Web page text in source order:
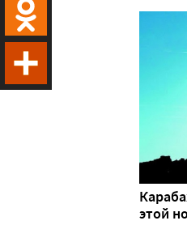
этой
Twitter
Odnoklassniki